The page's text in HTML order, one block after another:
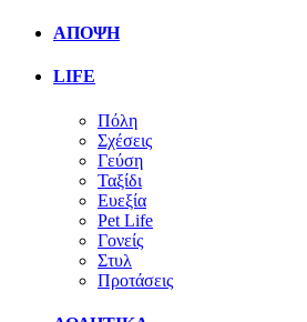
ΑΠΟΨΗ
LIFE
Πόλη
Σχέσεις
Γεύση
Ταξίδι
Ευεξία
Pet Life
Γονείς
Στυλ
Προτάσεις